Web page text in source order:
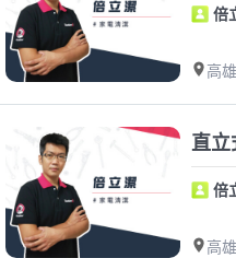
倍
高
直立
倍
高